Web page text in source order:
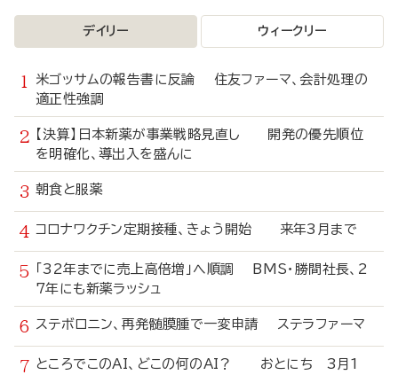
デイリー ウィークリー
米ゴッサムの報告書に反論 住友ファーマ、会計処理の
適正性強調
【決算】日本新薬が事業戦略見直し 開発の優先順位
を明確化、導出入を盛んに
朝食と服薬
コロナワクチン定期接種、きょう開始 来年3月まで
「32年までに売上高倍増」へ順調 BMS・勝間社長、2
7年にも新薬ラッシュ
ステボロニン、再発髄膜腫で一変申請 ステラファーマ
ところでこのAI、どこの何のAI？ おとにち 3月1